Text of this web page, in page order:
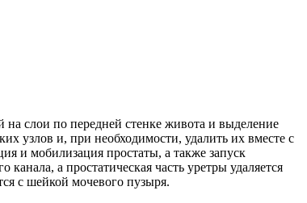
на слои по передней стенке живота и выделение
узлов и, при необходимости, удалить их вместе с
и мобилизация простаты, а также запуск
а простатическая часть уретры удаляется
с шейкой мочевого пузыря.